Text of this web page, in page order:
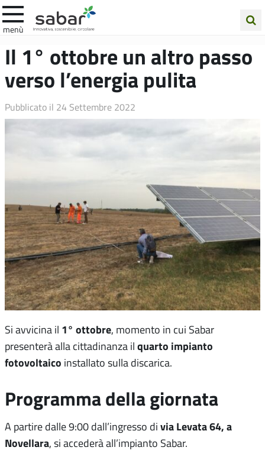
menù
sito
Il 1° ottobre un altro passo
verso l’energia pulita
Pubblicato il 24 Settembre 2022
Si avvicina il 1° ottobre, momento in cui Sabar
presenterà alla cittadinanza il quarto impianto
fotovoltaico installato sulla discarica.
Programma della giornata
A partire dalle 9:00 dall’ingresso di via Levata 64, a
Novellara, si accederà all’impianto Sabar.